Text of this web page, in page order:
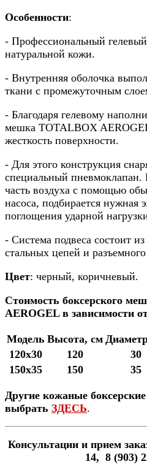
Особенности:
- Профессиональный
натуральной кожи.
- Внутренняя оболочка
ткани с промежуточным
- Благодаря гелевому
мешка TOTALBOX
жесткость поверхности.
- Для этого конструкция
специальный пневмоклапан.
часть воздуха с помощью
насоса, подбирается нужная
поглощения ударной
- Система подвеса состоит
стальных цепей и
Цвет: черный, коричневый.
Стоимость боксерского
AEROGEL в зависимости
Модель Высота, см
120х30
120 30
150х35
150 35
Другие кожаные
выбрать ЗДЕСЬ.
Консультации и прием
14, 8 (903)